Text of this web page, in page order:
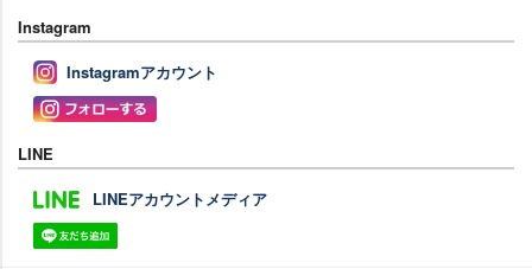
Instagram
Instagramアカウント
LINE
LINEアカウントメディア